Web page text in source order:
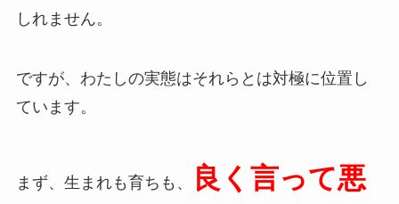
しれません。
ですが、わたしの実態はそれらとは対極に位置し
ています。
まず、生まれも育ちも、 良く言って悪